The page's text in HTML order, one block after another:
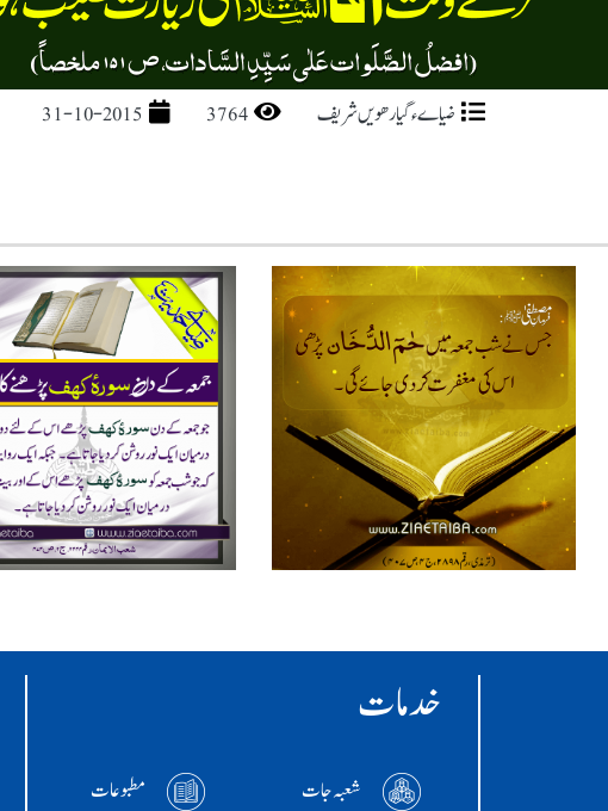
31-10-2015 3764 ضیاےء گیارھویں شریف
خدمات
شعبہ جات مطبوعات